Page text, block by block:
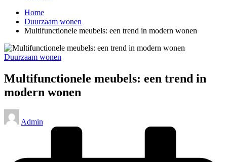
Home
Duurzaam wonen
Multifunctionele meubels: een trend in modern wonen
Geplaatst
Duurzaam wonen
Multifunctionele meubels: een trend in
modern wonen
Geplaatst
door Admin